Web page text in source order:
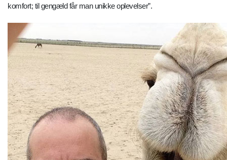
komfort; til gengæld får man unikke oplevelser”.